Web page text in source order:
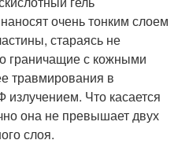
очень тонким слоем
стараясь не
граничащие с кожными
травмирования в
Что касается
она не превышает двух
слоя.